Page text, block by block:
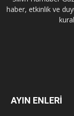
haber, etkinlik ve
AYIN ENLERİ